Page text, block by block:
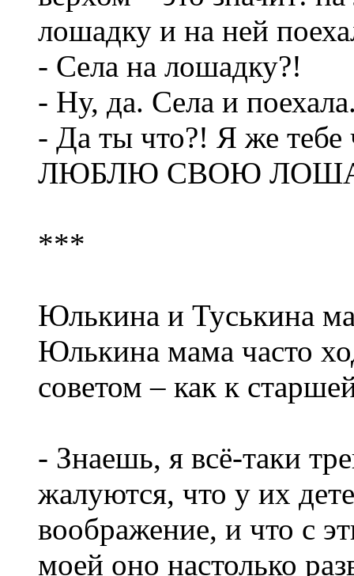
лошадку и на ней
- Села на лошадку?!
- Ну, да. Села и
- Да ты что?! Я же тебе
ЛЮБЛЮ СВОЮ
***
Юлькина и Туськина
Юлькина мама часто
советом – как к
- Знаешь, я всё-таки
жалуются, что у их
воображение, и что с
моей оно настолько